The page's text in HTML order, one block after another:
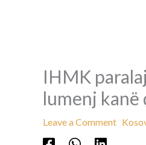
IHMK
lumenj kanë
Leave a Comment